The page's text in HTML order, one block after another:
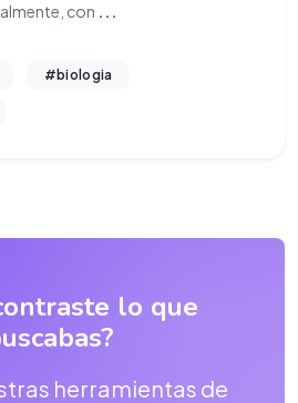
con ...
#biologia
lo que
herramientas de